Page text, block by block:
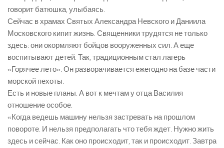
говорит батюшка, улыбаясь.
Сейчас в храмах Святых Александра Невского и Даниила
Московского кипит жизнь. Священники трудятся не только
здесь: они окормляют бойцов вооруженных сил. А еще
воспитывают детей. Так, традиционным стал лагерь
«Горячее лето». Он разворачивается ежегодно на базе части
морской пехоты.
Есть и новые планы. А вот к мечтам у отца Василия
отношение особое.
«Когда ведешь машину нельзя застревать на прошлом
повороте. И нельзя предполагать что тебя ждет. Нужно жить
здесь и сейчас. Как оно происходит, так и происходит. Завтра